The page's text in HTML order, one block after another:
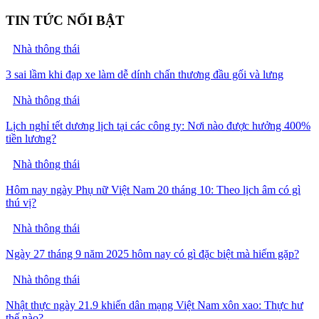
TIN TỨC NỔI BẬT
Nhà thông thái
3 sai lầm khi đạp xe làm dễ dính chấn thương đầu gối và lưng
Nhà thông thái
Lịch nghỉ tết dương lịch tại các công ty: Nơi nào được hưởng 400%
tiền lương?
Nhà thông thái
Hôm nay ngày Phụ nữ Việt Nam 20 tháng 10: Theo lịch âm có gì
thú vị?
Nhà thông thái
Ngày 27 tháng 9 năm 2025 hôm nay có gì đặc biệt mà hiếm gặp?
Nhà thông thái
Nhật thực ngày 21.9 khiến dân mạng Việt Nam xôn xao: Thực hư